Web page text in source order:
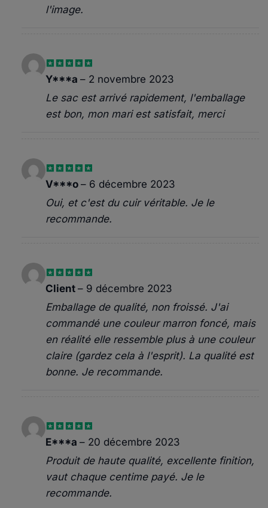
l'image.
Note5sur
Y***a – 2 novembre 2023
Le sac est arrivé rapidement, l'emballage
est bon, mon mari est satisfait, merci
Note4
V***o – 6 décembre 2023
Oui, et c'est du cuir véritable. Je le
recommande.
Note5sur
Client – 9 décembre 2023
Emballage de qualité, non froissé. J'ai
commandé une couleur marron foncé, mais
en réalité elle ressemble plus à une couleur
claire (gardez cela à l'esprit). La qualité est
bonne. Je recommande.
Note5sur
E***a – 20 décembre 2023
Produit de haute qualité, excellente finition,
vaut chaque centime payé. Je le
recommande.